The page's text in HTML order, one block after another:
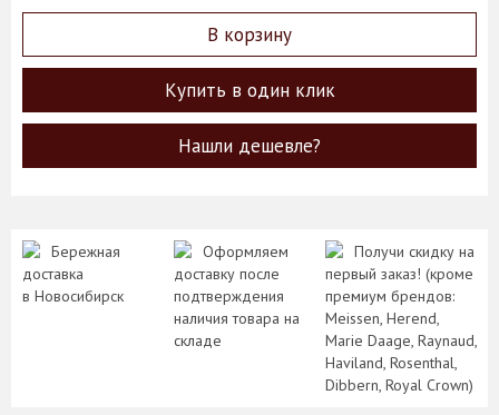
В корзину
Купить в один клик
Нашли дешевле?
Бережная
доставка
в Новосибирск
Оформляем
доставку после
подтверждения
наличия товара на
складе
Получи скидку на
первый заказ! (кроме
премиум брендов:
Meissen, Herend,
Marie Daage, Raynaud,
Haviland, Rosenthal,
Dibbern, Royal Crown)